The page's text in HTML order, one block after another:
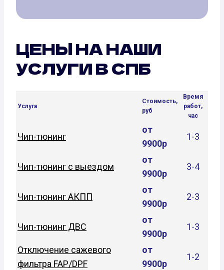
ЦЕНЫ НА НАШИ
УСЛУГИ В СПБ
Услуга
Стоимость,
руб
Время
работ,
час
Чип-тюнинг
от
9900р
1-3
Чип-тюнинг с выездом
от
9900р
3-4
Чип-тюнинг АКПП
от
9900р
2-3
Чип-тюнинг ДВС
от
9900р
1-3
Отключение сажевого
фильтра FAP/DPF
от
9900р
1-2